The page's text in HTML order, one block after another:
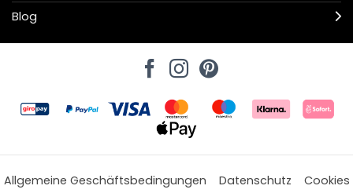
Blog
Allgemeine Geschäftsbedingungen Datenschutz Cookies